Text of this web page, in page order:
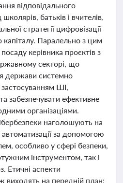
відповідального
батьків і вчителів,
стратегії цифровізації
Паралельно з цим
керівника проєктів з
секторі, що
держави системно
ШІ,
забезпечувати ефективне
організаціями.
наголошують на
за допомогою
особливо у сфері безпеки,
інструментом, так і
Етичні аспекти
виходять на передній план: